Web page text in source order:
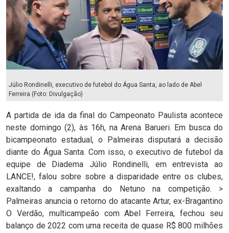
Júlio Rondinelli, executivo de futebol do Água Santa, ao lado de Abel
Ferreira (Foto: Divulgação)
A partida de ida da final do Campeonato Paulista acontece
neste domingo (2), às 16h, na Arena Barueri. Em busca do
bicampeonato estadual, o Palmeiras disputará a decisão
diante do Água Santa. Com isso, o executivo de futebol da
equipe de Diadema Júlio Rondinelli, em entrevista ao
LANCE!, falou sobre sobre a disparidade entre os clubes,
exaltando a campanha do Netuno na competição. >
Palmeiras anuncia o retorno do atacante Artur, ex-Bragantino
O Verdão, multicampeão com Abel Ferreira, fechou seu
balanço de 2022 com uma receita de quase R$ 800 milhões